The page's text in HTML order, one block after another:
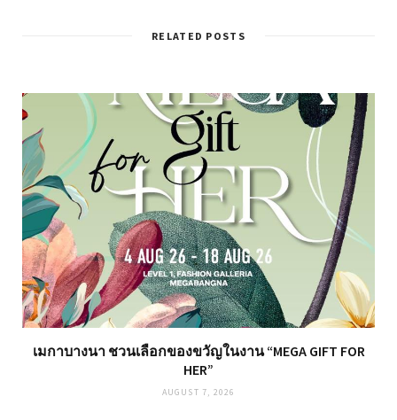
RELATED POSTS
เมกาบางนา ชวนเลือกของขวัญในงาน “MEGA GIFT FOR
HER”
AUGUST 7, 2026